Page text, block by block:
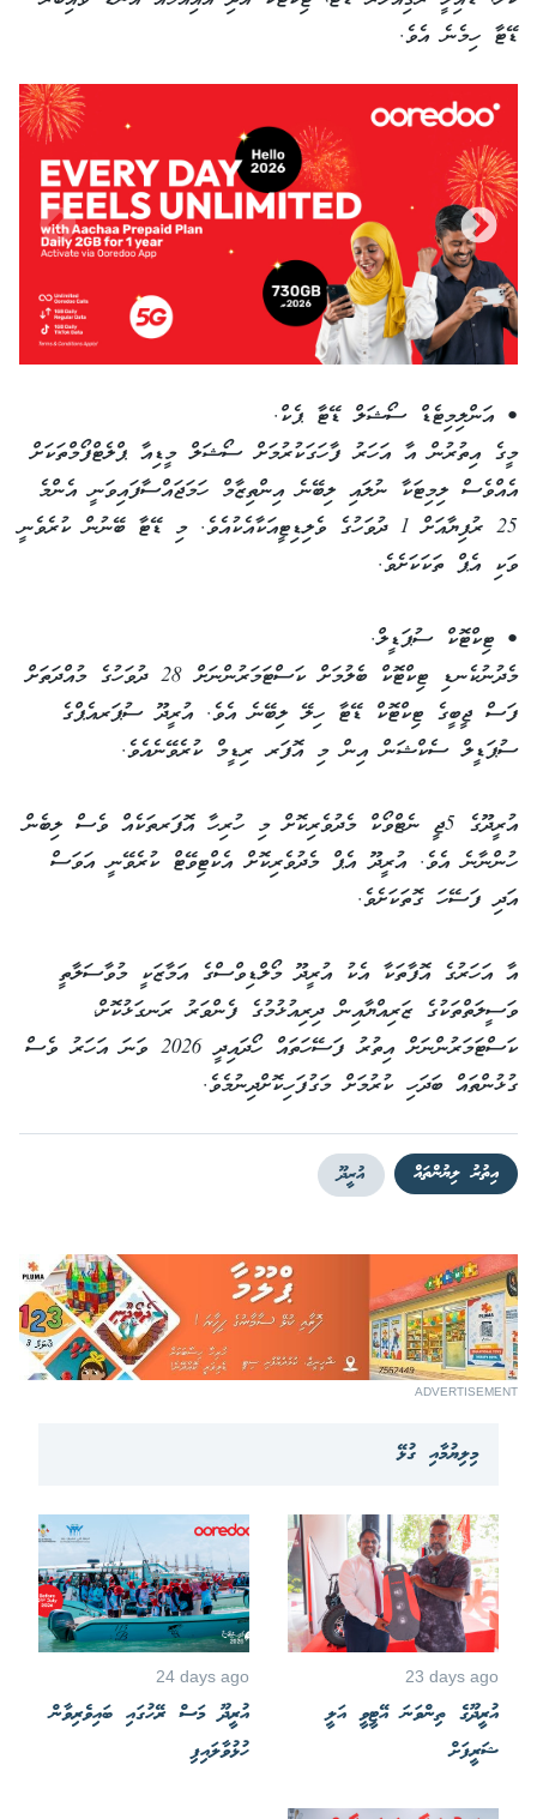
ޑޭޓާ ހިމެނެ އެވެ.
• އަންލިމިޓެޑް ސޯޝަލް ޑޭޓާ ޕެކް.
މީގެ އިތުރުން އާ އަހަރު ފާހަގަކުރުމަށް ސޯޝަލް މީޑިއާ ޕްލެޓްފޯމްތަކަށް
އެއްވެސް ލިމިޓަކާ ނުލައި ލިބޭނެ އިންތިޒާމް ހަމަޖައްސާފައިވަނީ އެންމެ
25 ރުފިޔާއަށް 1 ދުވަހުގެ ވެލިޑިޓީއަކާއެކުއެވެ. މި ޑޭޓާ ބޭނުން ކުރެވެނީ
ވަކި އެޕް ތަކަކަށެވެ.
• ޓިކްޓޮކް ސުޕަޑީލް.
މެދުނުކެނޑި ޓިކްޓޮކް ބެލުމަށް ކަސްޓަމަރުންނަށް 28 ދުވަހުގެ މުއްދަތަށް
ފަސް ޖީބީގެ ޓިކްޓޮކް ޑޭޓާ ހިލޭ ލިބޭނެ އެވެ. އުރީދޫ ސުޕަރއެޕްގެ
ސުޕަޑީލް ސެކްޝަން އިން މި އޮފަރ ރިޑީމް ކުރެވޭނެއެވެ.
އުރީދޫގެ 5ޖީ ނެޓްވޯކް މެދުވެރިކޮށް މި ހުރިހާ އޮފަރތަކެއް ވެސް ލިބެން
ހުންނާނެ އެވެ. އުރީދޫ އެޕް މެދުވެރިކޮށް އެކްޓިވޭޓް ކުރެވޭނީ އަވަސް
އަދި ފަސޭހަ ގޮތަކަށެވެ.
އާ އަހަރުގެ އޮފާތަކާ އެކު އުރީދޫ މޯލްޑިވްސްގެ އަމާޒަކީ މުވާސަލާތީ
ވަސީލަތްތަކުގެ ޒަރިއްޔާއިން ދިރިއުޅުމުގެ ފެންވަރު ރަނގަޅުކޮށް،
ކަސްޓަމަރުންނަށް އިތުރު ފަސޭހަތައް ހޯދައިދީ 2026 ވަނަ އަހަރު ވެސް
ގުޅުންތައް ބަދަހި ކުރުމަށް މަގުފަހިކޮށްދިނުމެވެ.
އިތުރު ލިޔުންތައް އުރީދޫ
ADVERTISEMENT
މިލިޔުމާއި ގުޅޭ
23 days ago
އުރީދޫގެ ތިންވަނަ އޭޓީވީ އަލީ
ޝަރީފަށް
24 days ago
އުރީދޫ މަސް ރޭހުގައި ބައިވެރިވާން
ހުޅުވާލައިފި